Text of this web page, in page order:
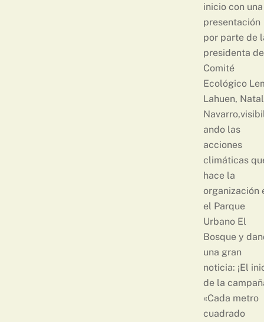
inicio con una
presentación
por parte de
presidenta
Comité
Ecológico
Lahuen,
ando las
acciones
climáticas
hace la
organización
el Parque
Urbano El
Bosque y
una gran
noticia: ¡El
de la
«Cada metro
cuadrado